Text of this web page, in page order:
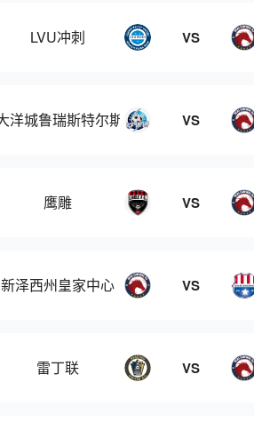
LVU冲刺 VS
洋城鲁瑞斯特尔斯 VS
鹰雕 VS
新泽西州皇家中心 VS
雷丁联 VS